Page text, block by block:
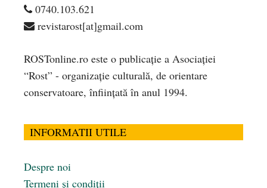
0740.103.621
revistarost[at]gmail.com
ROSTonline.ro este o publicaţie a Asociaţiei
“Rost” - organizaţie culturală, de orientare
conservatoare, înfiinţată în anul 1994.
INFORMATII UTILE
Despre noi
Termeni și condiții